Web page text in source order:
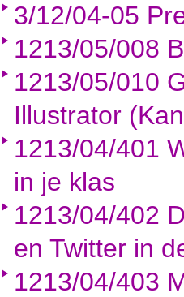
3/12/04-05
1213/05/008
1213/05/010
Illustrator
1213/04/401
in je klas
1213/04/402
en Twitter in
1213/04/403